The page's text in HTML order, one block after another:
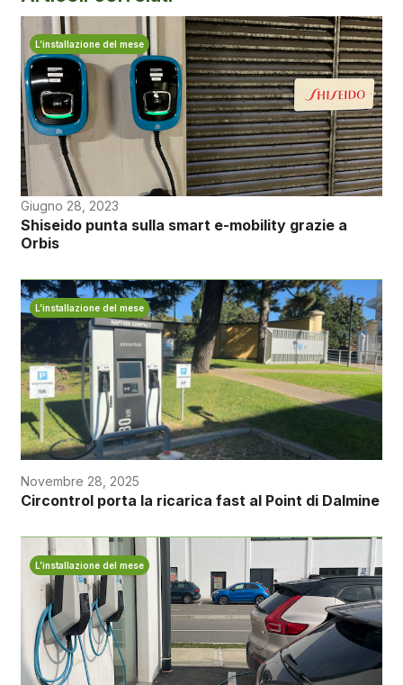
L’installazione del mese
Giugno 28, 2023
Shiseido punta sulla smart e-mobility grazie a
Orbis
L’installazione del mese
Novembre 28, 2025
Circontrol porta la ricarica fast al Point di Dalmine
L’installazione del mese